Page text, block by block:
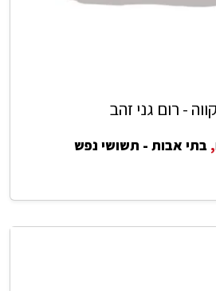
- רום גני זהב
, בתי אבות - תשושי נפש